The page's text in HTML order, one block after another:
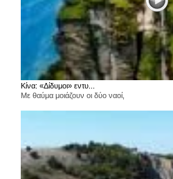
Κίνα: «Δίδυμοι» εντυ...
Με θαύμα μοιάζουν οι δύο ναοί,